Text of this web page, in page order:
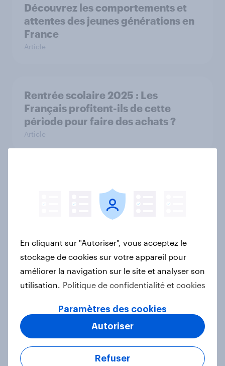
Découvrez les comportements et
attentes des jeunes générations en
France
Article
Rentrée scolaire 2025 : Les
Français profitent-ils de cette
période pour faire des achats ?
Article
L’inquiétude gagne-t-elle les
Français ?
Soldes d’été : bonnes affaires,
bonne conscience ?
Médias & IA Générative : Révolution
En cliquant sur "Autoriser", vous acceptez le
stockage de cookies sur votre appareil pour
améliorer la navigation sur le site et analyser son
utilisation. Politique de confidentialité et cookies
Paramètres des cookies
Refuser
Autoriser